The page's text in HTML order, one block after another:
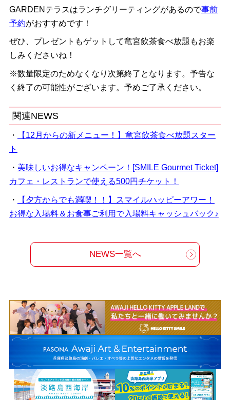
GARDENテラスはランチグリーティングがあるので事前
予約がおすすめです！
ぜひ、プレゼントもゲットして竜宮飲茶食べ放題もお楽
しみくださいね！
※数量限定のためなくなり次第終了となります。予告な
く終了の可能性がございます。予めご了承ください。
関連NEWS
・
【12月からの新メニュー！】竜宮飲茶食べ放題スター
ト
・ 美味しいお得なキャンペーン！[SMILE Gourmet Ticket]
カフェ・レストランで使える500円チケット！
・
【夕方からでも満喫！！】スマイルハッピーアワー！
お得な入場料＆お食事ご利用で入場料キャッシュバック♪
NEWS一覧へ